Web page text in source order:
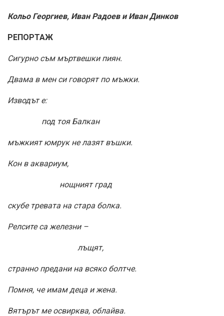
Кольо Георгиев, Иван Радоев и Иван Динков
РЕПОРТАЖ
Сигурно съм мъртвешки пиян.
Двама в мен си говорят по мъжки.
Изводът е:
под тоя Балкан
мъжкият юмрук не лазят въшки.
Кон в аквариум,
нощният град
скубе тревата на стара болка.
Релсите са железни –
лъщят,
странно предани на всяко болтче.
Помня, че имам деца и жена.
Вятърът ме освирква, облайва.